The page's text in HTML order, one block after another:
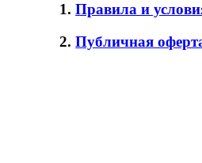
1.Правила и
2.Публичная